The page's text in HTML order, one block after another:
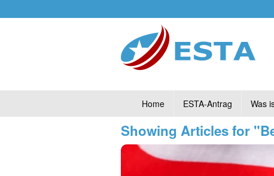
Home ESTA-Antrag Was
Showing Articles for